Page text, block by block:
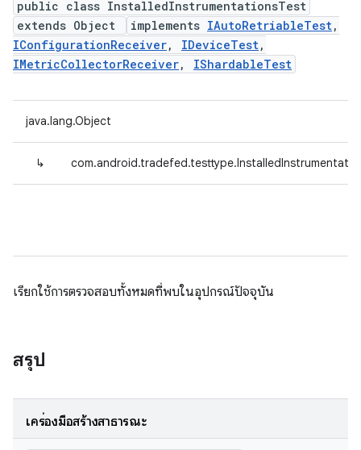
public class InstalledInstrumentationsTest
extends Object
implements IAutoRetriableTest,
IConfigurationReceiver, IDeviceTest,
IMetricCollectorReceiver, IShardableTest
java.lang.Object
↳
เรียกใช้การตรวจสอบทั้งหมดที่พบในอุปกรณ์ปัจจุบัน
สรุป
เครื่องมือสร้างสาธารณะ